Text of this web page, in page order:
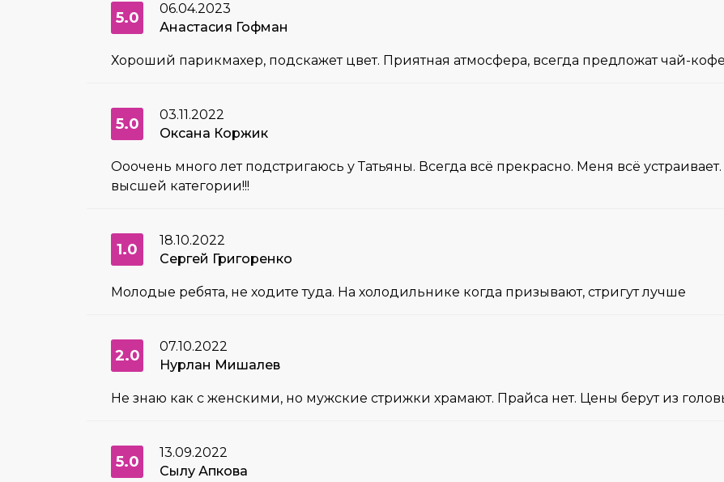
5.0
06.04.2023
Анастасия Гофман
Хороший парикмахер, подскажет цвет. Приятная атмосфера, всегда предложат чай-
5.0
03.11.2022
Оксана Коржик
Ооочень много лет подстригаюсь у Татьяны. Всегда всё прекрасно. Меня всё
высшей категории!!!
1.0
18.10.2022
Сергей Григоренко
Молодые ребята, не ходите туда. На холодильнике когда призывают, стригут лучше
2.0
07.10.2022
Нурлан Мишалев
Не знаю как с женскими, но мужские стрижки храмают. Прайса нет. Цены берут из
5.0
13.09.2022
Сылу Апкова